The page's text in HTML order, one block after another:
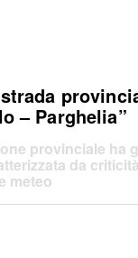
– Parghelia”
provinciale ha
da
meteo